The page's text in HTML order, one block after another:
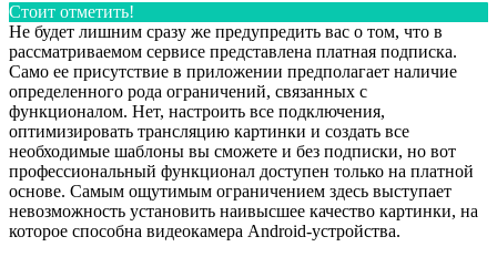
Стоит отметить!
Не будет лишним сразу же предупредить вас о том, что в
рассматриваемом сервисе представлена платная подписка.
Само ее присутствие в приложении предполагает наличие
определенного рода ограничений, связанных с
функционалом. Нет, настроить все подключения,
оптимизировать трансляцию картинки и создать все
необходимые шаблоны вы сможете и без подписки, но вот
профессиональный функционал доступен только на платной
основе. Самым ощутимым ограничением здесь выступает
невозможность установить наивысшее качество картинки, на
которое способна видеокамера Android-устройства.